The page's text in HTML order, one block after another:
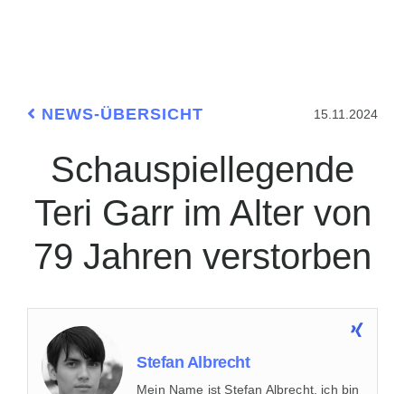
NEWS-ÜBERSICHT 15.11.2024
Schauspiellegende
Teri Garr im Alter von
79 Jahren verstorben
Stefan Albrecht
Mein Name ist Stefan Albrecht, ich bin